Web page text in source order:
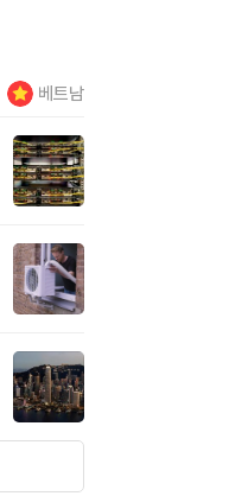
베트남